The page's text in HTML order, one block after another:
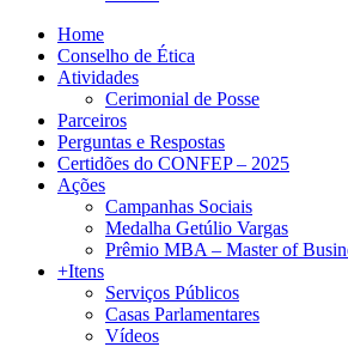
Home
Conselho de Ética
Atividades
Cerimonial de Posse
Parceiros
Perguntas e Respostas
Certidões do CONFEP – 2025
Ações
Campanhas Sociais
Medalha Getúlio Vargas
Prêmio MBA – Master of
+Itens
Serviços Públicos
Casas Parlamentares
Vídeos